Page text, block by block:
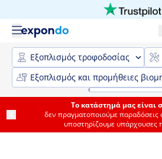
Εξοπλισμός τροφοδοσίας
Εξοπλισμός και προμήθειες
Το κατάστημά μας είναι
δεν πραγματοποιούμε παραδόσεις
υποστηρίζουμε υπάρχουσες